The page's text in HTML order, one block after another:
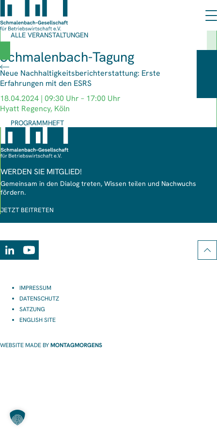
ALLE VERANSTALTUNGEN
Schmalenbach-Tagung
Neue Nachhaltigkeitsberichterstattung: Erste
Erfahrungen mit den ESRS
18.04.2024 | 09:30 Uhr – 17:00 Uhr
Hyatt Regency, Köln
PROGRAMMHEFT
WERDEN SIE MITGLIED!
Gemeinsam in den Dialog treten, Wissen teilen und Nachwuchs
fördern.
JETZT BEITRETEN
LinkedInYoutube
IMPRESSUM
DATENSCHUTZ
SATZUNG
ENGLISH SITE
WEBSITE MADE BYMONTAGMORGENS